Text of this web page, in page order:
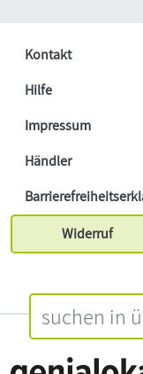
Kontakt
Hilfe
Impressum
Händler
Widerruf